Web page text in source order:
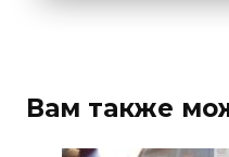
Вам также